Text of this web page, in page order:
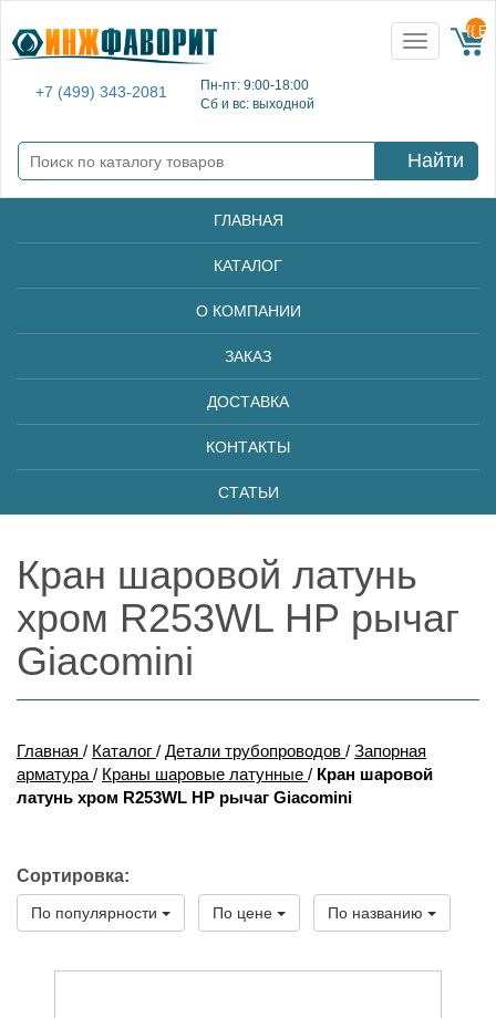
+7 (499) 343-2081
Пн-пт: 9:00-18:00
Сб и вс: выходной
Toggle
navigation
{{
Найти
ГЛАВНАЯ
КАТАЛОГ
О КОМПАНИИ
ЗАКАЗ
ДОСТАВКА
КОНТАКТЫ
СТАТЬИ
Кран шаровой латунь
хром R253WL НР рычаг
Giacomini
Главная / Каталог / Детали трубопроводов / Запорная
арматура / Краны шаровые латунные / Кран шаровой
латунь хром R253WL НР рычаг Giacomini
Сортировка:
По популярности По цене По названию